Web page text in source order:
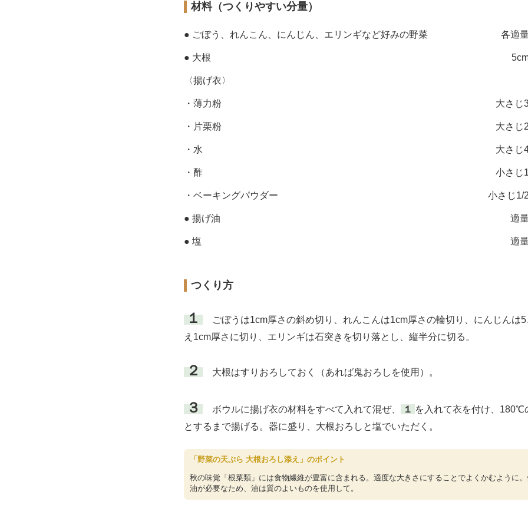
材料（つくりやすい分量）
● ごぼう、れんこん、にんじん、エリンギなど好みの野菜 各適
● 大根
〈揚げ衣〉
・薄力粉 大さじ
・片栗粉 大さじ2
・水 大さじ
・酢 小さじ1
・ベーキングパウダー 小さじ1/2
● 揚げ油 適
● 塩 適
つくり方
１
ごぼうは1cm厚さの斜め切り、れんこんは1cm厚さの輪切り、にんじんは5
え1cm厚さに切り、エリンギは石突きを切り落とし、縦半分に切る。
２ 大根はすりおろしておく（あれば鬼おろしを使用）。
３ ボウルに揚げ衣の材料をすべて入れて混ぜ、 １ を入れて衣を付け、180℃
とするまで揚げる。器に盛り、大根おろしと塩でいただく。
「野菜の天ぷら 大根おろし添え」のポイント
秋の味覚「根菜類」には食物繊維が豊富に含まれる。適度な大きさにすることでよくかむように
油が必要なため、油は質のよいものを使用して。